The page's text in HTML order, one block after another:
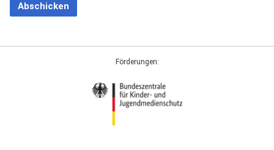
Abschicken
Förderungen: